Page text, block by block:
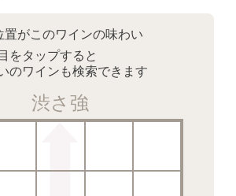
置がこのワインの味わい
をタップすると
のワインも検索できます
渋さ強